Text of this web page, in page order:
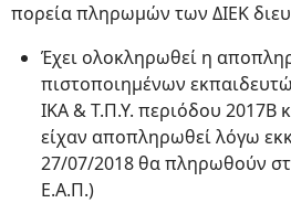
πορεία πληρωμών των ΔΙΕΚ
Έχει ολοκληρωθεί η
πιστοποιημένων
ΙΚΑ & Τ.Π.Υ. περιόδου 2017Β
είχαν αποπληρωθεί λόγω
27/07/2018 θα πληρωθούν
Ε.Α.Π.)